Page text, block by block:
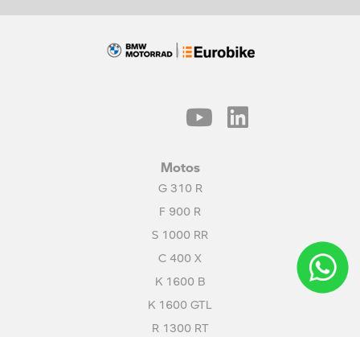
Motos
G 310 R
F 900 R
S 1000 RR
C 400 X
K 1600 B
K 1600 GTL
R 1300 RT